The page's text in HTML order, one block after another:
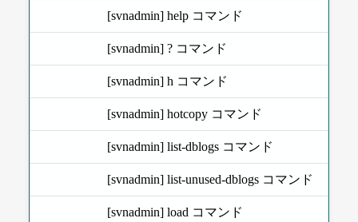
[svnadmin] help コマンド
[svnadmin] ? コマンド
[svnadmin] h コマンド
[svnadmin] hotcopy コマンド
[svnadmin] list-dblogs コマンド
[svnadmin] list-unused-dblogs コマンド
[svnadmin] load コマンド